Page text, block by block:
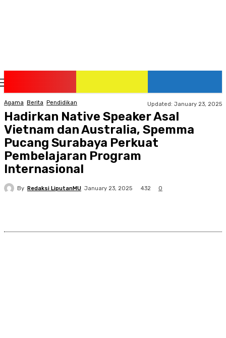
Agama Berita Pendidikan Updated: January 23, 2025
Hadirkan Native Speaker Asal
Vietnam dan Australia, Spemma
Pucang Surabaya Perkuat
Pembelajaran Program
Internasional
By Redaksi LiputanMU January 23, 2025 432 0